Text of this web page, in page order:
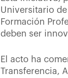
Universitario
Formación
deben ser
El acto ha
Transferencia,